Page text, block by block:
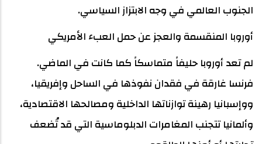
الجنوب العالمي في وجه الابتزاز السياسي.
أوروبا المنقسمة والعجز عن حمل العبء الأمريكي
لم تعد أوروبا حليفاً متماسكاً كما كانت في الماضي.
فرنسا غارقة في فقدان نفوذها في الساحل وإفريقيا،
ووإسبانيا رهينة توازناتها الداخلية ومصالحها الاقتصادية،
وألمانيا تتجنب المغامرات الدبلوماسية التي قد تُضعف